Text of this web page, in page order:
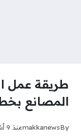
طريقة عمل
المصانع
By
makkanewsمنذ 9 أشهر